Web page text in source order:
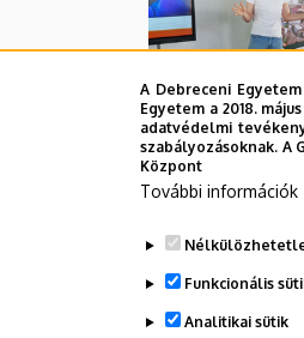
A Debreceni
Egyetem a 2018.
adatvédelmi
szabályozásoknak.
Központ
További információk
Funkcionális
Analitikai sütik